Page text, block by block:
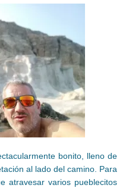
bonito, lleno de
al lado del camino. Para
atravesar varios pueblecitos